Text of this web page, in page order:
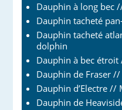
Dauphin à long bec
Dauphin tacheté
Dauphin tacheté
dolphin
Dauphin à bec
Dauphin de Fraser //
Dauphin d’Electre
Dauphin de